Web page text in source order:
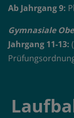
Ab Jahrgang 9:
Gymnasiale
Jahrgang 11-13: